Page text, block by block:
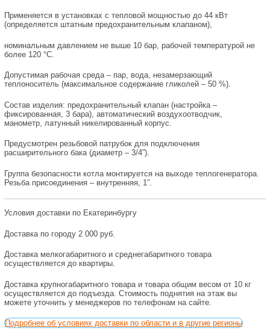
Применяется в установках с тепловой мощностью до 44 кВт
(определяется штатным предохранительным клапаном),
номинальным давлением не выше 10 бар, рабочей температурой не
более 120 °С.
Допустимая рабочая среда – пар, вода, незамерзающий
теплоноситель (максимальное содержание гликолей – 50 %).
Состав изделия: предохранительный клапан (настройка –
фиксированная, 3 бара), автоматический воздухоотводчик,
манометр, латунный никелированный корпус.
Предусмотрен резьбовой патрубок для подключения
расширительного бака (диаметр – 3/4”).
Группа безопасности котла монтируется на выходе теплогенератора.
Резьба присоединения – внутренняя, 1”.
Условия доставки по Екатеринбургу
Доставка по городу 2 000 руб.
Доставка мелкогабаритного и среднегабаритного товара
осуществляется до квартиры.
Доставка крупногабаритного товара и товара общим весом от 10 кг
осуществляется до подъезда. Стоимость поднятия на этаж вы
можете уточнить у менеджеров по телефонам на сайте.
Подробнее об условиях доставки по области и в другие регионы